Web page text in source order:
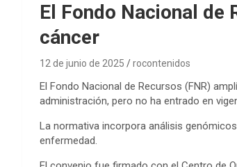
El Fondo Nacional
cáncer
12 de junio de 2025 rocontenidos
El Fondo Nacional de Recursos (FNR)
administración, pero no ha entrado en
La normativa incorpora análisis
enfermedad.